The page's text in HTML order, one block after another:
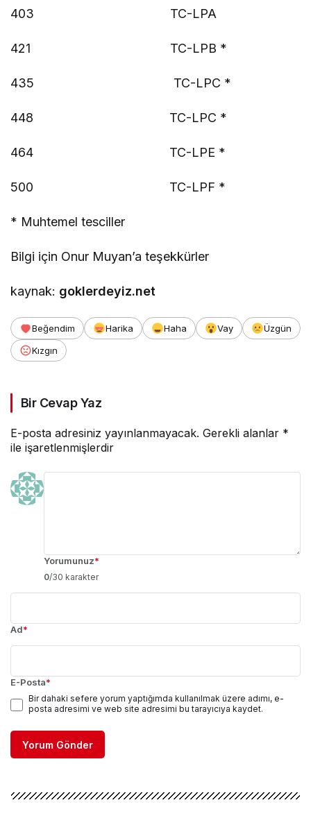
403 TC-LPA
421 TC-LPB *
435 TC-LPC *
448 TC-LPC *
464 TC-LPE *
500 TC-LPF *
* Muhtemel tesciller
Bilgi için Onur Muyan’a teşekkürler
kaynak: goklerdeyiz.net
Beğendim Harika Haha Vay
Üzgün
Kızgın
Bir Cevap Yaz
E-posta adresiniz yayınlanmayacak. Gerekli alanlar *
ile işaretlenmişlerdir
Yorumunuz*
0/30 karakter
Ad*
E-Posta*
Bir dahaki sefere yorum yaptığımda kullanılmak üzere adımı, e-
posta adresimi ve web site adresimi bu tarayıcıya kaydet.
Yorum Gönder